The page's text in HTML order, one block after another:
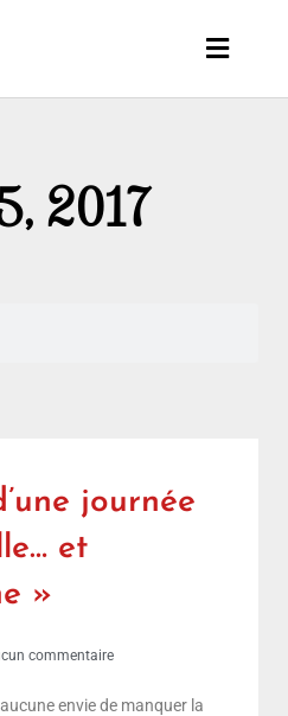
Main
2017
journée
et
»
commentaire
envie de manquer la